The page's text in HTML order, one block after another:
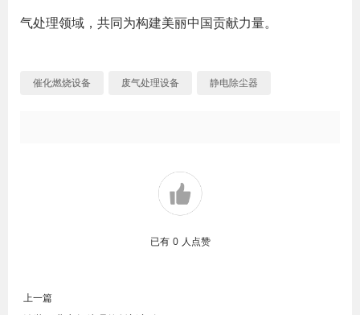
气处理领域，共同为构建美丽中国贡献力量。
催化燃烧设备 废气处理设备 静电除尘器
已有 0 人点赞
上一篇